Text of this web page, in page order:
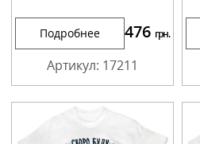
Подробнее 476 грн.
Артикул: 17211